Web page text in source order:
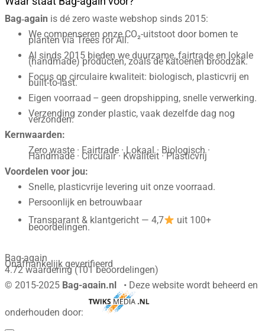
Bag‑again is dé zero waste webshop sinds 2015:
We compenseren onze CO₂-uitstoot door bomen te
planten via Trees for All.
Al sinds 2015 bieden we duurzame, fairtrade en lokale
(handmade) producten, zoals de katoenen broodzak.
Focus op circulaire kwaliteit: biologisch, plasticvrij en
built-to-last.
Eigen voorraad – geen dropshipping, snelle verwerking.
Verzending zonder plastic, vaak dezelfde dag nog
verzonden.
Kernwaarden:
Zero waste · Fairtrade · Lokaal · Biologisch ·
Handmade · Circulair · Kwaliteit · Plasticvrij
Voordelen voor jou:
Snelle, plasticvrije levering uit onze voorraad.
Persoonlijk en betrouwbaar
Transparant & klantgericht — 4,7
uit 100+
beoordelingen.
Bag-again
Onafhankelijk geverifieerd
4.72 waardering (101 beoordelingen)
© 2015-2025 Bag-again.nl • Deze website wordt beheerd en
onderhouden door: